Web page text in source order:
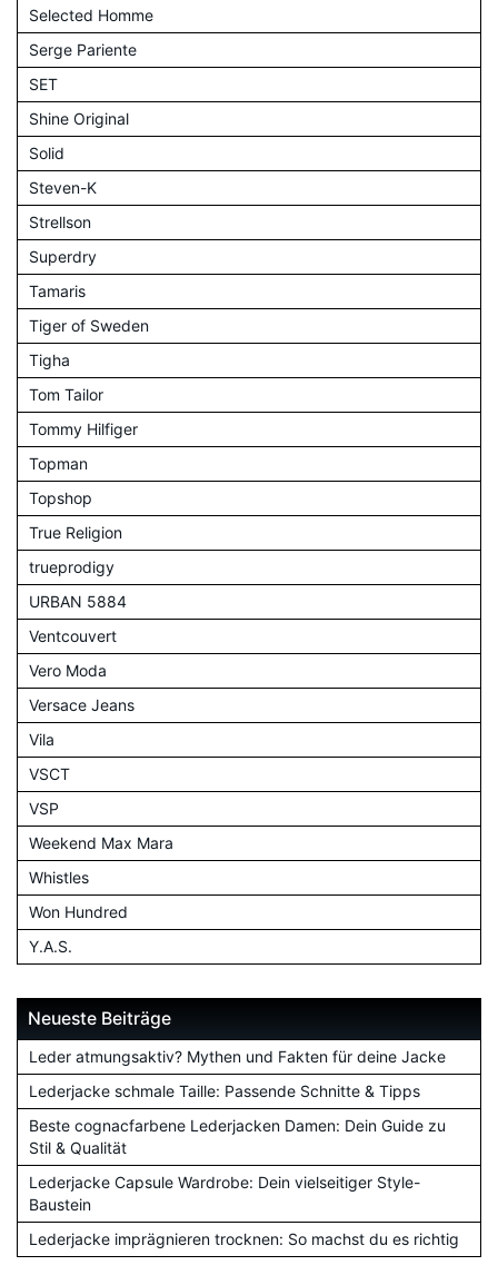
Selected Homme
Serge Pariente
SET
Shine Original
Solid
Steven-K
Strellson
Superdry
Tamaris
Tiger of Sweden
Tigha
Tom Tailor
Tommy Hilfiger
Topman
Topshop
True Religion
trueprodigy
URBAN 5884
Ventcouvert
Vero Moda
Versace Jeans
Vila
VSCT
VSP
Weekend Max Mara
Whistles
Won Hundred
Y.A.S.
Neueste Beiträge
Leder atmungsaktiv? Mythen und Fakten für deine Jacke
Lederjacke schmale Taille: Passende Schnitte & Tipps
Beste cognacfarbene Lederjacken Damen: Dein Guide zu
Stil & Qualität
Lederjacke Capsule Wardrobe: Dein vielseitiger Style-
Baustein
Lederjacke imprägnieren trocknen: So machst du es richtig